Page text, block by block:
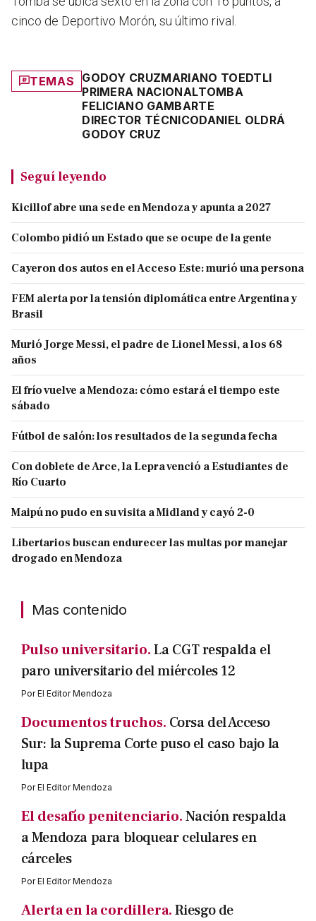
cinco de Deportivo Morón, su último rival.
TEMAS GODOY CRUZMARIANO TOEDTLI
PRIMERA NACIONALTOMBA
FELICIANO GAMBARTE
DIRECTOR TÉCNICODANIEL OLDRÁ
GODOY CRUZ
Seguí leyendo
Kicillof abre una sede en Mendoza y apunta a 2027
Colombo pidió un Estado que se ocupe de la gente
Cayeron dos autos en el Acceso Este: murió una persona
FEM alerta por la tensión diplomática entre Argentina y
Brasil
Murió Jorge Messi, el padre de Lionel Messi, a los 68
años
El frío vuelve a Mendoza: cómo estará el tiempo este
sábado
Fútbol de salón: los resultados de la segunda fecha
Con doblete de Arce, la Lepra venció a Estudiantes de
Río Cuarto
Maipú no pudo en su visita a Midland y cayó 2-0
Libertarios buscan endurecer las multas por manejar
drogado en Mendoza
Mas contenido
Pulso universitario.La CGT respalda el
paro universitario del miércoles 12
PorEl Editor Mendoza
Documentos truchos. Corsa del Acceso
Sur: la Suprema Corte puso el caso bajo la
lupa
PorEl Editor Mendoza
El desafío penitenciario.Nación respalda
a Mendoza para bloquear celulares en
cárceles
PorEl Editor Mendoza
Alerta en la cordillera.Riesgo de